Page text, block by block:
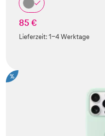
85 €
Lieferzeit:1-4 Werktage
%